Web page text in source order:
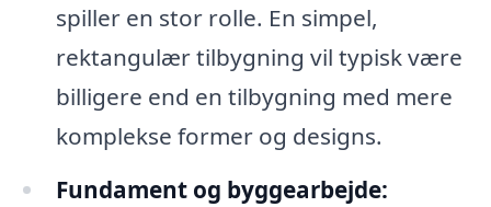
spiller en stor rolle. En simpel,
rektangulær tilbygning vil typisk være
billigere end en tilbygning med mere
komplekse former og designs.
Fundament og byggearbejde: